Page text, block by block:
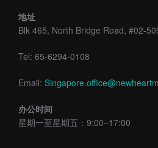
地址
Blk 465, North Bridge Road, #02-
Tel: 65-6294-0108
Email:
办公时间
星期一至星期五：9:00–17:00